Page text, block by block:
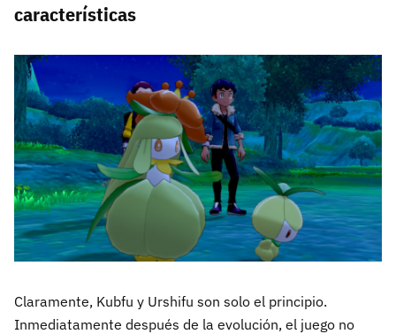
características
Claramente, Kubfu y Urshifu son solo el principio.
Inmediatamente después de la evolución, el juego no